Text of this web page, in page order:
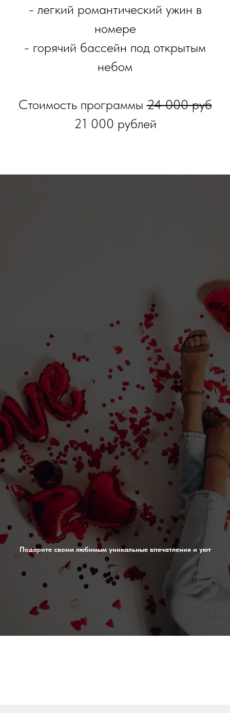
- легкий романтический ужин в
номере
- горячий бассейн под открытым
небом
Стоимость программы24 000 руб
21 000 рублей
Подарите своим любимым уникальные впечатления и уют